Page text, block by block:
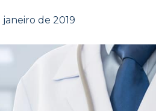
janeiro de 2019